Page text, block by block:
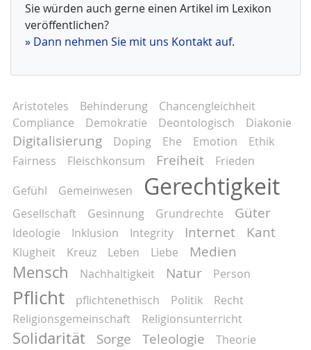
Sie würden auch gerne einen Artikel im Lexikon
veröffentlichen?
» Dann nehmen Sie mit uns Kontakt auf.
Aristoteles Behinderung
Chancengleichheit
Compliance
Demokratie Deontologisch Diakonie
Digitalisierung Doping Ehe Emotion
Ethik
Fairness
Fleischkonsum Freiheit
Frieden
Gefühl
Gemeinwesen Gerechtigkeit
Gesellschaft Gesinnung Grundrechte Güter
Ideologie Inklusion Integrity Internet Kant
Klugheit Kreuz Leben Liebe Medien
Mensch Nachhaltigkeit Natur Person
Pflicht pflichtenethisch Politik
Recht
Religionsgemeinschaft
Religionsunterricht
Solidarität Sorge Teleologie
Theorie